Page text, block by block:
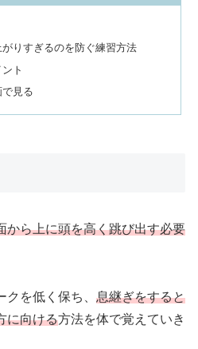
りすぎるのを防ぐ練習方法
ト
見る
から上に頭を高く跳び出す必要
を低く保ち、 息継ぎをすると
に向ける方法を体で覚えていき